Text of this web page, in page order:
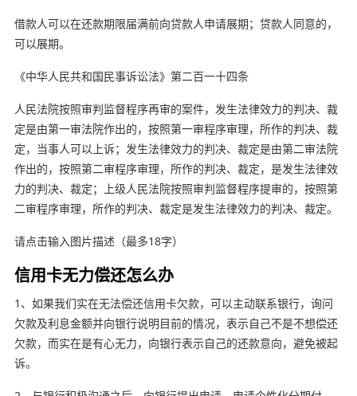
借款人可以在还款期限届满前向贷款人申请展期；贷款人同意的，
可以展期。
《中华人民共和国民事诉讼法》第二百一十四条
人民法院按照审判监督程序再审的案件，发生法律效力的判决、裁
定是由第一审法院作出的，按照第一审程序审理，所作的判决、裁
定，当事人可以上诉；发生法律效力的判决、裁定是由第二审法院
作出的，按照第二审程序审理，所作的判决、裁定，是发生法律效
力的判决、裁定；上级人民法院按照审判监督程序提审的，按照第
二审程序审理，所作的判决、裁定是发生法律效力的判决、裁定。
请点击输入图片描述（最多18字）
信用卡无力偿还怎么办
1、如果我们实在无法偿还信用卡欠款，可以主动联系银行，询问
欠款及利息金额并向银行说明目前的情况，表示自己不是不想偿还
欠款，而实在是有心无力，向银行表示自己的还款意向，避免被起
诉。